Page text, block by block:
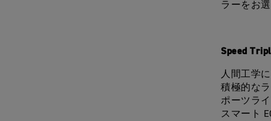
ラーをお
Speed
人間工学
積極的な
ポーツラ
スマート